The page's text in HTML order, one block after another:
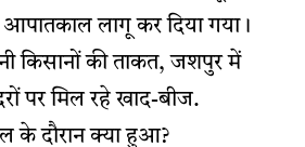
लागू कर दिया गया।
किसानों की ताकत, जशपुर में
पर मिल रहे खाद-बीज.
के दौरान क्या हुआ?